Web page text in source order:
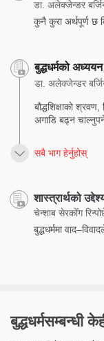
डा. अलेक्जेन्डर
कुनै कुरा अर्थपूर्ण छ
बुद्धधर्मको
डा. अलेक्जेन्डर
बौद्धशिक्षाको
अगाडि बढ्न
सबै भाग हेर्नुहोस्
शास्त्रार्थको
चेन्शाब सेरकोँग
बुद्धधर्ममा
बुद्धधर्मसम्बन्धी